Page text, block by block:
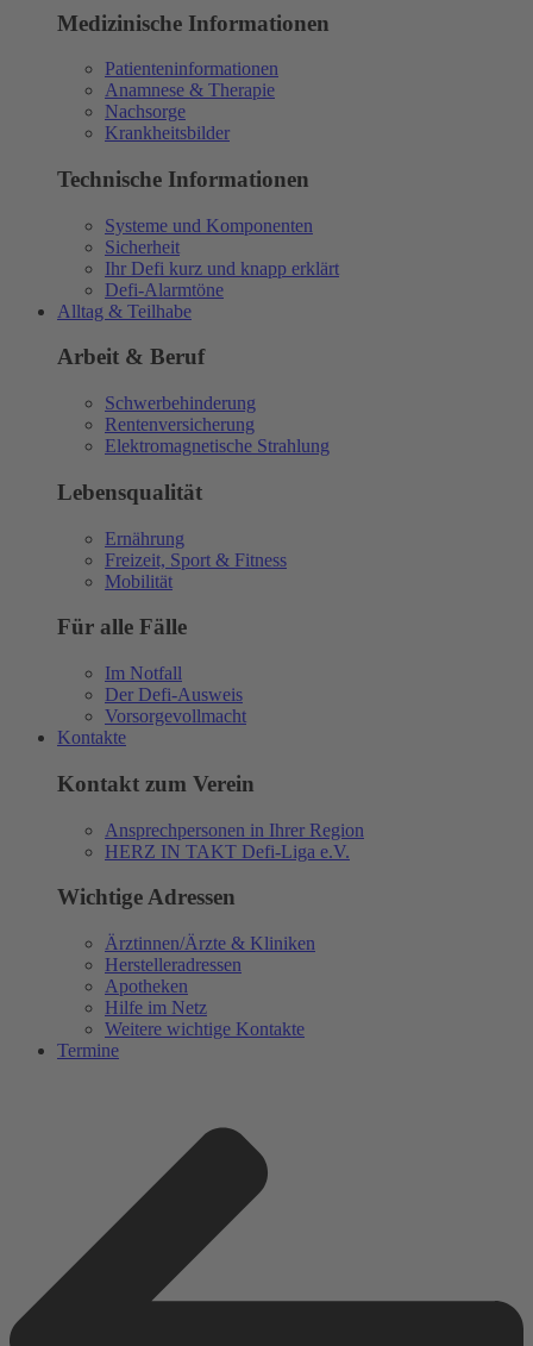
Medizinische Informationen
Patienteninformationen
Anamnese & Therapie
Nachsorge
Krankheitsbilder
Technische Informationen
Systeme und Komponenten
Sicherheit
Ihr Defi kurz und knapp erklärt
Defi-Alarmtöne
Alltag & Teilhabe
Arbeit & Beruf
Schwerbehinderung
Rentenversicherung
Elektromagnetische Strahlung
Lebensqualität
Ernährung
Freizeit, Sport & Fitness
Mobilität
Für alle Fälle
Im Notfall
Der Defi-Ausweis
Vorsorgevollmacht
Kontakte
Kontakt zum Verein
Ansprechpersonen in Ihrer Region
HERZ IN TAKT Defi-Liga e.V.
Wichtige Adressen
Ärztinnen/Ärzte & Kliniken
Herstelleradressen
Apotheken
Hilfe im Netz
Weitere wichtige Kontakte
Termine